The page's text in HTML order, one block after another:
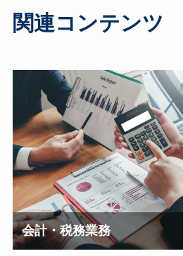
関連コンテンツ
会計・税務業務